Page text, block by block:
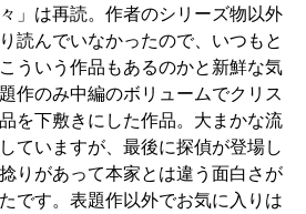
々」は再読。作者のシリーズ物以外
読んでいなかったので、いつもと
ういう作品もあるのかと新鮮な気
作のみ中編のボリュームでクリス
を下敷きにした作品。大まかな流
ていますが、最後に探偵が登場し
りがあって本家とは違う面白さが
です。表題作以外でお気に入りは